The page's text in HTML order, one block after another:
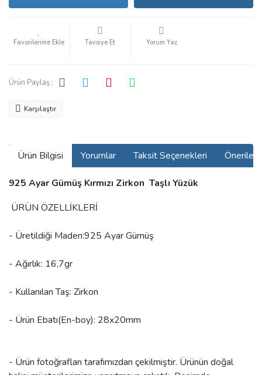
Tavsiye Et Yorum Yaz
Ürün Paylaş :
Karşılaştır
Ürün Bilgisi Yorumlar Taksit Seçenekleri
925 Ayar Gümüş Kırmızı Zirkon Taşlı Yüzük
ÜRÜN ÖZELLİKLERİ
- Üretildiği Maden:925 Ayar Gümüş
- Ağırlık: 16,7gr
- Kullanılan Taş: Zirkon
- Ürün Ebatı(En-boy): 28x20mm
- Ürün fotoğrafları tarafımızdan çekilmiştir. Ürünün doğal